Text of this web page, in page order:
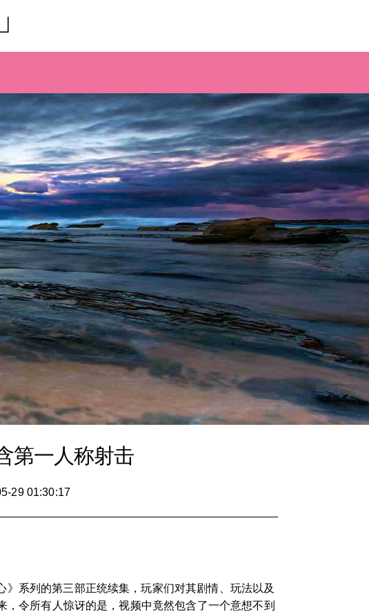
第一人称射击
29 01:30:17
系列的第三部正统续集，玩家们对其剧情、玩法以及
令所有人惊讶的是，视频中竟然包含了一个意想不到